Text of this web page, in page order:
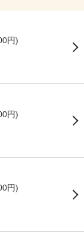
円)
円)
円)